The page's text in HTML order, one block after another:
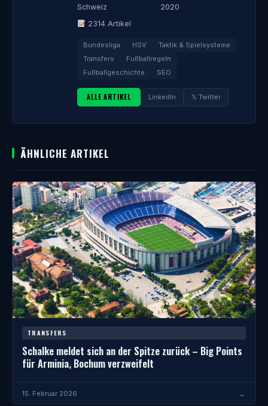
Schweiz
2020
2314 Artikel
Bundesliga HSV
Taktik & Spielsysteme
Transfers
Fußballregeln
Fußballgeschichte
SEO
ALLE ARTIKEL LinkedIn 𝕏 Twitter
ÄHNLICHE ARTIKEL
TRANSFERS
Schalke meldet sich an der Spitze zurück – Big Points
für Arminia, Bochum verzweifelt
15. Februar 2026 →